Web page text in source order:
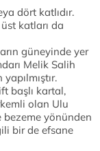
dört katlıdır.
katları da
güneyinde yer
Melik Salih
başlı kartal,
olan Ulu
bezeme yönünden
bir de efsane